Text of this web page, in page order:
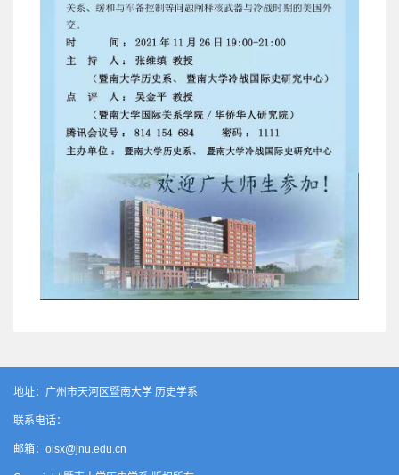
地址：广州市天河区暨南大学 历史学系
联系电话：
邮箱：olsx@jnu.edu.cn